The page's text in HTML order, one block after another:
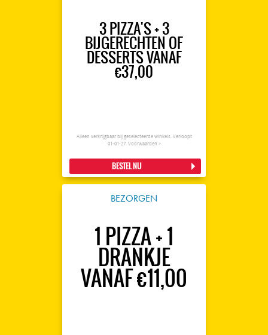
3 PIZZA'S + 3
BIJGERECHTEN OF
DESSERTS VANAF
€37,00
Alleen verkrijgbaar bij geselecteerde winkels. Verloopt
01-01-27. Voorwaarden >
BESTEL NU
BEZORGEN
1 PIZZA + 1
DRANKJE
VANAF €11,00